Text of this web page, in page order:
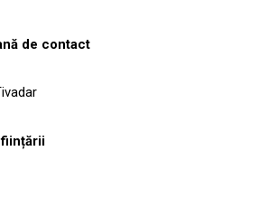
de contact